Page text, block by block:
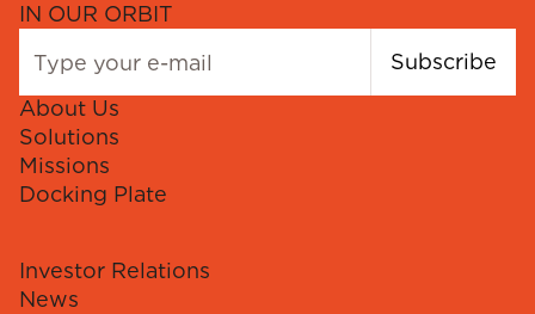
IN OUR ORBIT
Subscribe
About Us
Solutions
Missions
Docking Plate
Investor Relations
News